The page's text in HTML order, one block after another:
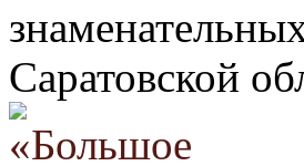
Саратовской